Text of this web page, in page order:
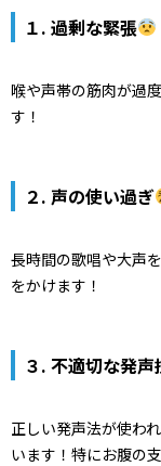
１. 過剰な緊張
喉や声帯の筋肉が過
す！
２. 声の使い過ぎ
長時間の歌唱や大声
をかけます！
３. 不適切な発声
正しい発声法が使わ
います！特にお腹の